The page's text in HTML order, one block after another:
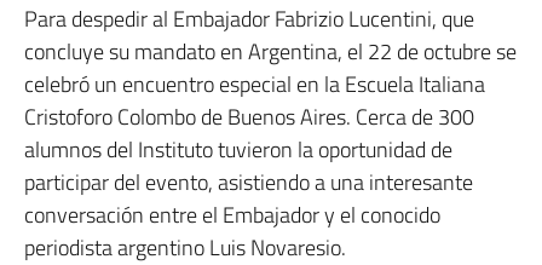
Para despedir al Embajador Fabrizio Lucentini, que
concluye su mandato en Argentina, el 22 de octubre se
celebró un encuentro especial en la Escuela Italiana
Cristoforo Colombo de Buenos Aires. Cerca de 300
alumnos del Instituto tuvieron la oportunidad de
participar del evento, asistiendo a una interesante
conversación entre el Embajador y el conocido
periodista argentino Luis Novaresio.